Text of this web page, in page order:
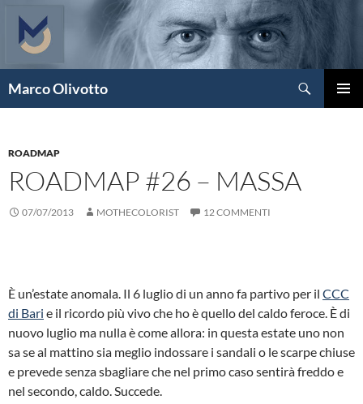
contenuto
Marco Olivotto
ROADMAP
ROADMAP #26 – MASSA
07/07/2013 MOTHECOLORIST 12 COMMENTI
È un’estate anomala. Il 6 luglio di un anno fa partivo per il CCC
di Bari e il ricordo più vivo che ho è quello del caldo feroce. È di
nuovo luglio ma nulla è come allora: in questa estate uno non
sa se al mattino sia meglio indossare i sandali o le scarpe chiuse
e prevede senza sbagliare che nel primo caso sentirà freddo e
nel secondo, caldo. Succede.